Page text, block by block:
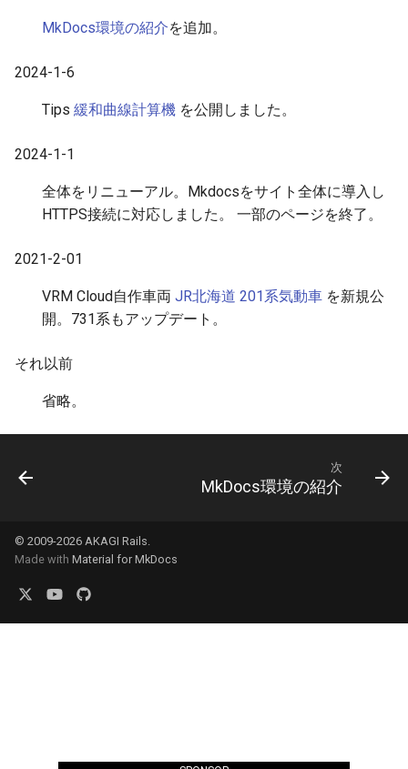
MkDocs環境の紹介を追加。
2024-1-6
Tips 緩和曲線計算機 を公開しました。
2024-1-1
全体をリニューアル。Mkdocsをサイト全体に導入し
HTTPS接続に対応しました。 一部のページを終了。
2021-2-01
VRM Cloud自作車両 JR北海道 201系気動車 を新規公
開。731系もアップデート。
それ以前
省略。
次
MkDocs環境の紹介
© 2009-2026 AKAGI Rails.
Made with Material for MkDocs